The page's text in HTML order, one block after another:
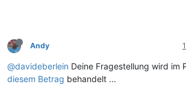
Andy
@davideberlein Deine Fragestellung wird im
diesem Betrag behandelt ...